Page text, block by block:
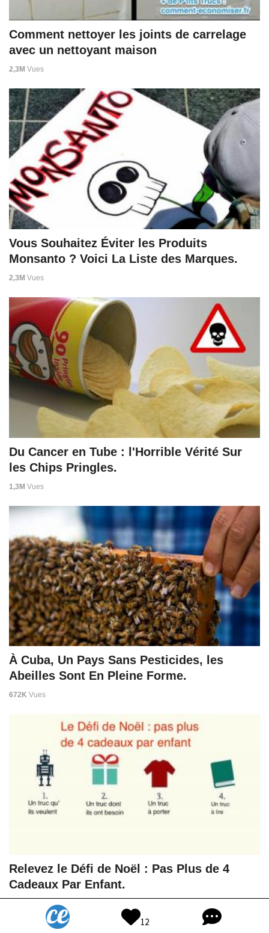
Comment nettoyer les joints de carrelage
avec un nettoyant maison
2,3M Vues
Vous Souhaitez Éviter les Produits
Monsanto ? Voici La Liste des Marques.
2,3M Vues
Du Cancer en Tube : l'Horrible Vérité Sur
les Chips Pringles.
1,3M Vues
À Cuba, Un Pays Sans Pesticides, les
Abeilles Sont En Pleine Forme.
672K Vues
Relevez le Défi de Noël : Pas Plus de 4
Cadeaux Par Enfant.
12